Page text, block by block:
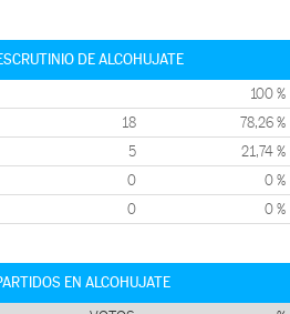
DE ALCOHUJATE
100 %
18 78,26 %
5 21,74 %
0 0 %
0 0 %
EN ALCOHUJATE